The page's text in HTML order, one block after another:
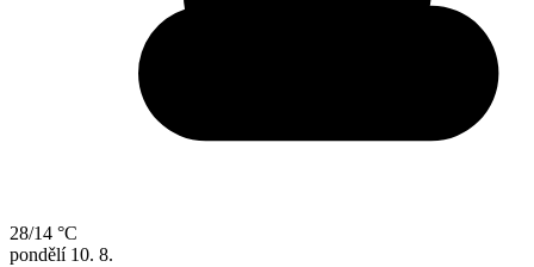
28/14 °C
pondělí 10. 8.